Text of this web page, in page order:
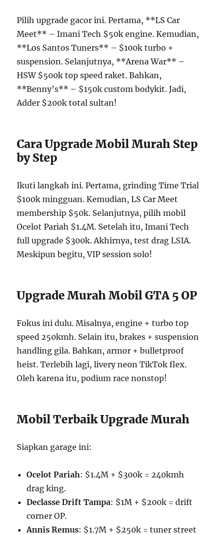
Pilih upgrade gacor ini. Pertama, **LS Car
Meet** – Imani Tech $50k engine. Kemudian,
**Los Santos Tuners** – $100k turbo +
suspension. Selanjutnya, **Arena War** –
HSW $500k top speed raket. Bahkan,
**Benny’s** – $150k custom bodykit. Jadi,
Adder $200k total sultan!
Cara Upgrade Mobil Murah Step
by Step
Ikuti langkah ini. Pertama, grinding Time Trial
$100k mingguan. Kemudian, LS Car Meet
membership $50k. Selanjutnya, pilih mobil
Ocelot Pariah $1.4M. Setelah itu, Imani Tech
full upgrade $300k. Akhirnya, test drag LSIA.
Meskipun begitu, VIP session solo!
Upgrade Murah Mobil GTA 5 OP
Fokus ini dulu. Misalnya, engine + turbo top
speed 250kmh. Selain itu, brakes + suspension
handling gila. Bahkan, armor + bulletproof
heist. Terlebih lagi, livery neon TikTok flex.
Oleh karena itu, podium race nonstop!
Mobil Terbaik Upgrade Murah
Siapkan garage ini:
Ocelot Pariah: $1.4M + $300k = 240kmh
drag king.
Declasse Drift Tampa: $1M + $200k = drift
corner OP.
Annis Remus: $1.7M + $250k = tuner street